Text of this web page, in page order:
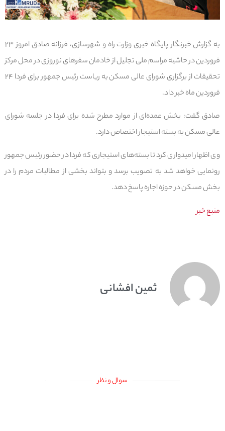
به گزارش خبرنگار پایگاه خبری وزارت راه و شهرسازی، فرزانه صادق امروز ۲۳
فروردین در حاشیه مراسم ملی تجلیل از خادمان سفرهای نوروزی در محل مرکز
تحقیقات از برگزاری شورای عالی مسکن به ریاست رئیس جمهور برای فردا ۲۴
فروردین ماه خبر داد.
صادق گفت: بخش عمده‌ای از موارد مطرح شده برای فردا در جلسه شورای
عالی مسکن به بسته استیجار اختصاص دارد.
وی اظهار امیدواری کرد تا بسته‌های استیجاری که فردا در حضور رئیس جمهور
رونمایی خواهد شد به تصویب برسد و بتواند بخشی از مطالبات مردم را در
بخش مسکن در حوزه اجاره پاسخ دهد.
منبع خبر
ثمین افشانی
سوال و نظر